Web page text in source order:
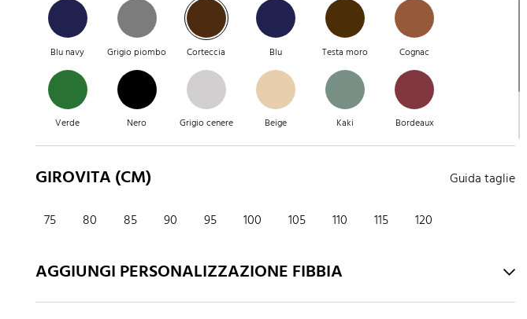
Blu navy Grigio piombo Corteccia Blu Testa moro Cognac
Verde Nero Grigio cenere Beige Kaki Bordeaux
GIROVITA (CM) Guida taglie
75 80 85 90 95 100 105 110 115 120
AGGIUNGI PERSONALIZZAZIONE FIBBIA